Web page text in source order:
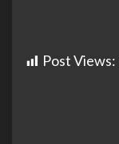
Post Views: